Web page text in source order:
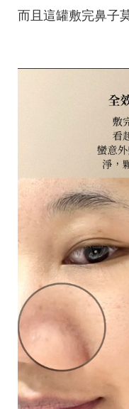
而且這罐敷完鼻子